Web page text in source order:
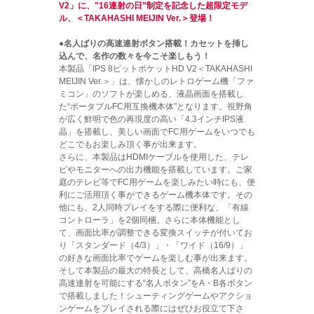
V2」に、"16連射の日”制定を記念した超限定モデ
ル、＜TAKAHASHI MEIJIN Ver.＞登場！
●名人ばりの高速連射ボタン搭載！カセットを挿し
込んで、名作の数々を今こそ楽しもう！
本製品「IPS 8ビットポケットHD V2＜TAKAHASHI
MEIJIN Ver.＞」は、懐かしのレトロゲーム機「ファ
ミコン」のソフトが楽しめる、液晶画面を搭載し
た“ポータブルFC用互換機本体”となります。視野角
が広く鮮明で色の再現度の高い「4.3インチIPS液
晶」を搭載し、美しい画面でFC用ゲームをいつでも
どこでもお楽しみ頂く事が出来ます。
さらに、本製品はHDMIケーブルを使用した、テレ
ビやモニターへの出力機能を搭載しています。ご家
庭のテレビ等でFC用ゲームを楽しみたい時にも、便
利にご活用頂く事ができるゲーム機本体です。その
他にも、2人同時プレイをする際に便利な、「有線
コントローラ」を2個同梱。さらに本体機能とし
て、画面比率が調整できる変換スイッチが付いてお
り「スタンダード（4/3）」・「ワイド（16/9）」
の好きな画面比率でゲームを楽しむ事が出来ます。
そして本製品の最大の特長として、高橋名人ばりの
高速連射を可能にする“名人ボタン”をA・B各ボタン
で搭載しました！シューティングゲームやアクショ
ンゲームをプレイされる際にはぜひお役立て下さ